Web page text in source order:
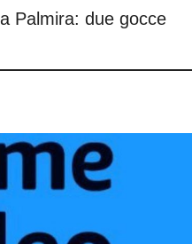
Palmira: due gocce